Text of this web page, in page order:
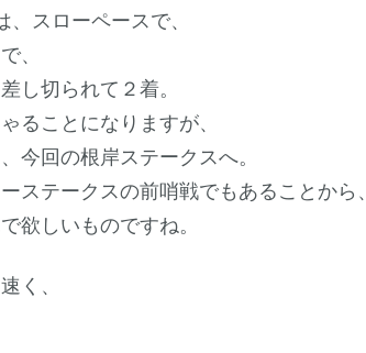
スローペースで、
、
し切られて２着。
ることになりますが、
今回の根岸ステークスへ。
ステークスの前哨戦でもあることから、
欲しいものですね。
く、